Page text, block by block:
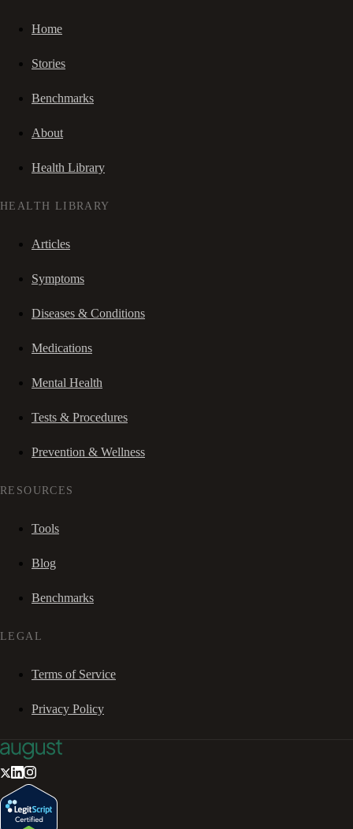
Home
Stories
Benchmarks
About
Health Library
HEALTH LIBRARY
Articles
Symptoms
Diseases & Conditions
Medications
Mental Health
Tests & Procedures
Prevention & Wellness
RESOURCES
Tools
Blog
Benchmarks
LEGAL
Terms of Service
Privacy Policy